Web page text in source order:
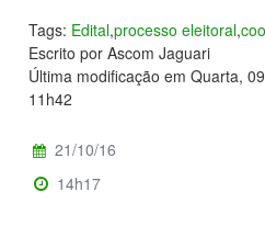
Tags: Edital,processo eleitoral,
Escrito por Ascom Jaguari
Última modificação em Quarta,
11h42
21/10/16
14h17